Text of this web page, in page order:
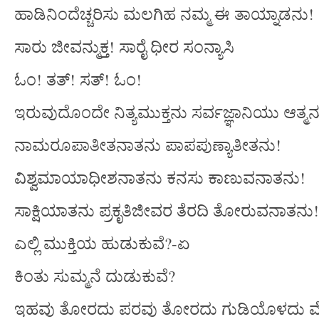
ಹಾಡಿನಿಂದೆಚ್ಚರಿಸು ಮಲಗಿಹ ನಮ್ಮ ಈ ತಾಯ್ನಾಡನು!
ಸಾರು ಜೀವನ್ಮುಕ್ತ! ಸಾರೈ ಧೀರ ಸಂನ್ಯಾಸಿ
ಓಂ! ತತ್! ಸತ್! ಓಂ!
ಇರುವುದೊಂದೇ ನಿತ್ಯಮುಕ್ತನು ಸರ್ವಜ್ಞಾನಿಯು
ನಾಮರೂಪಾತೀತನಾತನು ಪಾಪಪುಣ್ಯಾತೀತನು!
ವಿಶ್ವಮಾಯಾಧೀಶನಾತನು ಕನಸು ಕಾಣುವನಾತನು!
ಸಾಕ್ಷಿಯಾತನು ಪ್ರಕೃತಿಜೀವರ ತೆರದಿ ತೋರುವನಾತನು!
ಎಲ್ಲಿ ಮುಕ್ತಿಯ ಹುಡುಕುವೆ?-ಏ
ಕಿಂತು ಸುಮ್ಮನೆ ದುಡುಕುವೆ?
ಇಹವು ತೋರದು ಪರವು ತೋರದು ಗುಡಿಯೊಳದು